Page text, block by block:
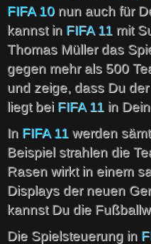
FIFA 10 nun auch für
kannst in FIFA 11 mit
Thomas Müller das
gegen mehr als 500
und zeige, dass Du
liegt bei FIFA 11 in
In FIFA 11 werden
Beispiel strahlen die
Rasen wirkt in einem
Displays der neuen
kannst Du die
Die Spielsteuerung in